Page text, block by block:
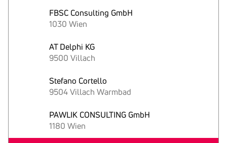
FBSC Consulting GmbH
1030 Wien
AT Delphi KG
9500 Villach
Stefano Cortello
9504 Villach Warmbad
PAWLIK CONSULTING GmbH
1180 Wien